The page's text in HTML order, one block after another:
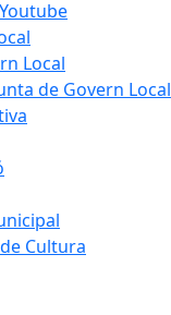
Local
de Govern Local
Cultura